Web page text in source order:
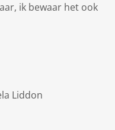
ik bewaar het ook
Liddon